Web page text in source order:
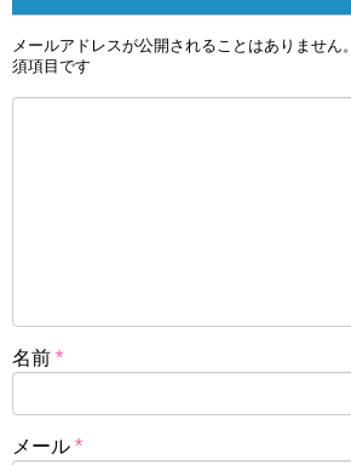
メールアドレスが公開されることはありません。
須項目です
名前 *
メール *